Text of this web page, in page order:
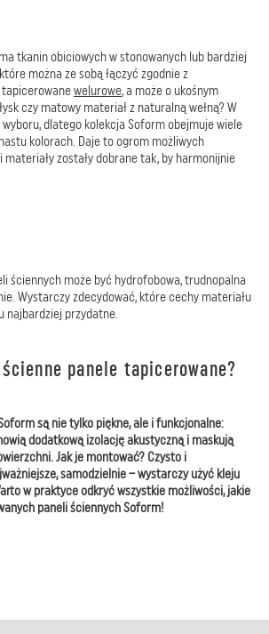
tkanin obiciowych w stonowanych lub bardziej
można ze sobą łączyć zgodnie z
tapicerowanewelurowe, a może o ukośnym
czy matowy materiał z naturalną wełną? W
wyboru, dlatego kolekcja Soform obejmuje wiele
kolorach. Daje to ogrom możliwych
materiały zostały dobrane tak, by harmonijnie
ściennych może być hydrofobowa, trudnopalna
Wystarczy zdecydować, które cechy materiału
najbardziej przydatne.
panele tapicerowane?
są nie tylko piękne, ale i funkcjonalne:
dodatkową izolację akustyczną i maskują
Jak je montować? Czysto i
samodzielnie – wystarczy użyć kleju
w praktyce odkryć wszystkie możliwości, jakie
paneli ściennych Soform!